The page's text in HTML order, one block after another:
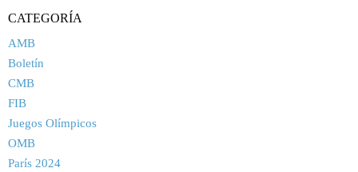
CATEGORÍA
AMB
Boletín
CMB
FIB
Juegos Olímpicos
OMB
París 2024